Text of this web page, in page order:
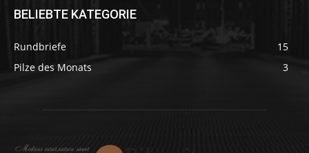
BELIEBTE KATEGORIE
Rundbriefe
15
Pilze des Monats
3